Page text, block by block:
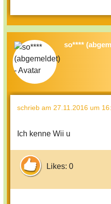
so****
schrieb am 27.11.2016 um
Ich kenne Wii u
Likes: 0